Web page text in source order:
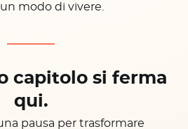
modo di vivere.
capitolo si ferma
qui.
pausa per trasformare